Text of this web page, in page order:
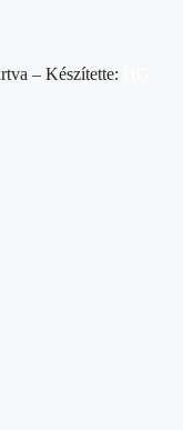
– Készítette: